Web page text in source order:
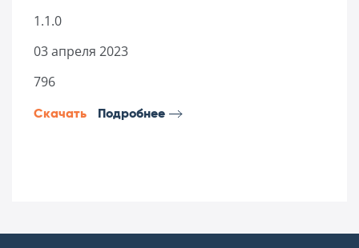
1.1.0
03 апреля 2023
796
Скачать Подробнее